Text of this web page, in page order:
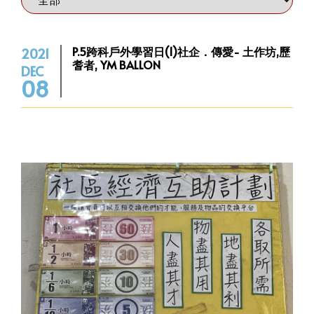
2021
DEC
08
P.5跨科戶外學習日(1)社企．傳愛- 土作坊,歷
耆者, YM BALLON